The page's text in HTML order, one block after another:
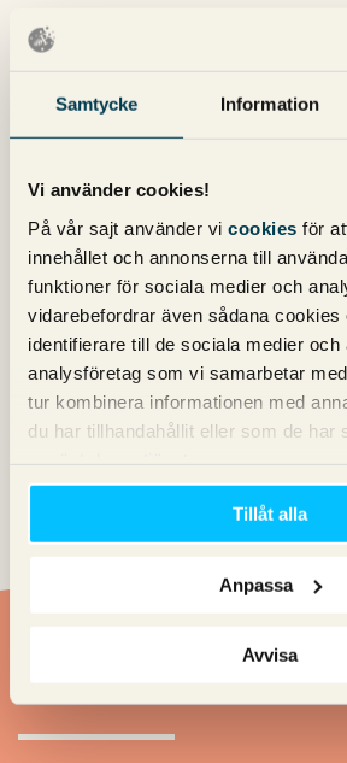
Samtycke Information
Vi använder cookies!
På vår sajt använder vi cookies för
innehållet och annonserna till
funktioner för sociala medier och
vidarebefordrar även sådana cookies
identifierare till de sociala medier och
analysföretag som vi samarbetar
tur kombinera informationen med
du har tillhandahållit eller som de har
Tillåt alla
Anpassa
Avvisa
Vill du ha en offert?